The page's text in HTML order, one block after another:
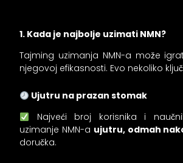
1. Kada je najbolje uzimati NMN?
Tajming uzimanja NMN-a može
njegovoj efikasnosti. Evo nekoliko
Ujutru na prazan stomak
Najveći broj korisnika i
uzimanje NMN-a ujutru, odmah
doručka.